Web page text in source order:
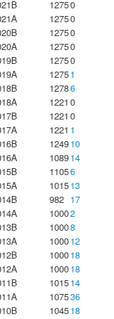
12750
12750
12750
12750
12750
12751
12786
1221 0
1221 0
1221 1
124910
108914
11056
101513
982 17
10002
10008
100012
100018
100018
101514
107536
104518